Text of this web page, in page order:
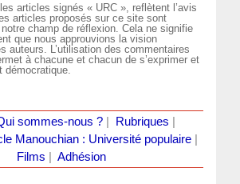
articles signés « URC », reflètent l’avis
articles proposés sur ce site sont
champ de réflexion. Cela ne signifie
que nous approuvions la vision
auteurs. L’utilisation des commentaires
à chacune et chacun de s’exprimer et
démocratique.
sommes-nous ?| Rubriques
Manouchian : Université populaire
Films
Adhésion